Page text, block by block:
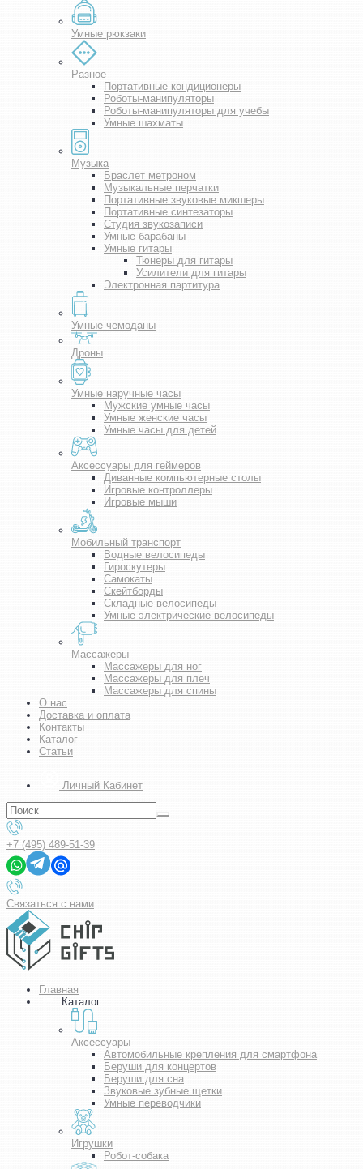
Умные рюкзаки
Разное
Портативные кондиционеры
Роботы-манипуляторы
Роботы-манипуляторы для учебы
Умные шахматы
Музыка
Браслет метроном
Музыкальные перчатки
Портативные звуковые микшеры
Портативные синтезаторы
Студия звукозаписи
Умные барабаны
Умные гитары
Тюнеры для гитары
Усилители для гитары
Электронная партитура
Умные чемоданы
Дроны
Умные наручные часы
Мужские умные часы
Умные женские часы
Умные часы для детей
Аксессуары для геймеров
Диванные компьютерные столы
Игровые контроллеры
Игровые мыши
Мобильный транспорт
Водные велосипеды
Гироскутеры
Самокаты
Скейтборды
Складные велосипеды
Умные электрические велосипеды
Массажеры
Массажеры для ног
Массажеры для плеч
Массажеры для спины
О нас
Доставка и оплата
Контакты
Каталог
Статьи
Личный Кабинет
+7 (495) 489-51-39
Связаться с нами
Главная
Каталог
Аксессуары
Автомобильные крепления для смартфона
Беруши для концертов
Беруши для сна
Звуковые зубные щетки
Умные переводчики
Игрушки
Робот-собака